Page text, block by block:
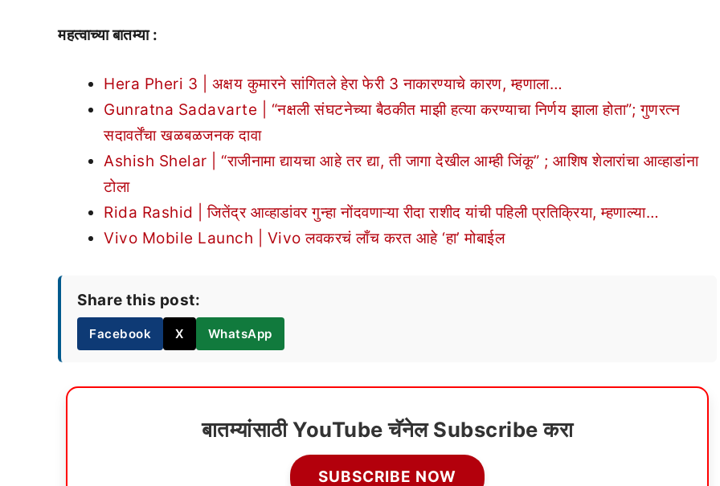
महत्वाच्या बातम्या :
Hera Pheri 3 | अक्षय कुमारने सांगितले हेरा फेरी 3 नाकारण्याचे कारण, म्हणाला…
Gunratna Sadavarte | “नक्षली संघटनेच्या बैठकीत माझी हत्या करण्याचा निर्णय झाला होता”; गुणरत्न
सदावर्तेंचा खळबळजनक दावा
Ashish Shelar | “राजीनामा द्यायचा आहे तर द्या, ती जागा देखील आम्ही जिंकू” ; आशिष शेलारांचा आव्हाडांना
टोला
Rida Rashid | जितेंद्र आव्हाडांवर गुन्हा नोंदवणाऱ्या रीदा राशीद यांची पहिली प्रतिक्रिया, म्हणाल्या…
Vivo Mobile Launch | Vivo लवकरचं लाँच करत आहे ‘हा’ मोबाईल
Share this post:
Facebook X WhatsApp
बातम्यांसाठी YouTube चॅनेल Subscribe करा
SUBSCRIBE NOW